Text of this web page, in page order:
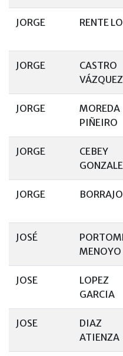
JORGE RENTE
JORGE
CASTRO
VÁZQUEZ
JORGE
MOREDA
PIÑEIRO
JORGE
CEBEY
JORGE BORRAJO
JOSÉ
MENOYO
JOSE
LOPEZ
GARCIA
JOSE
DIAZ
ATIENZA